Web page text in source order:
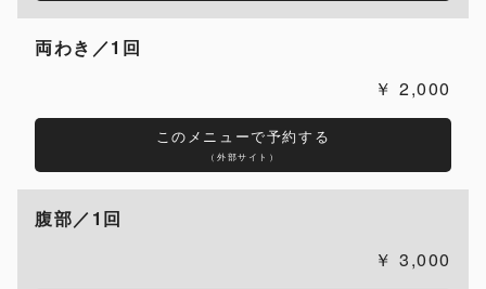
両わき／1回
2,000
このメニューで予約する
（外部サイト）
腹部／1回
3,000